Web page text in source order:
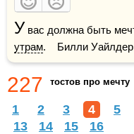
У
утрам.    Билли Уайлдер
227 тостов про мечту
1 2 3 4 5
13
14 15 16